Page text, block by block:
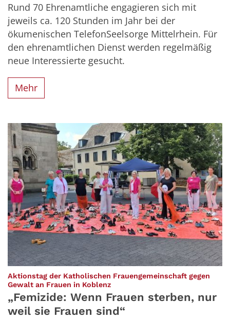
Rund 70 Ehrenamtliche engagieren sich mit
jeweils ca. 120 Stunden im Jahr bei der
ökumenischen TelefonSeelsorge Mittelrhein. Für
den ehrenamtlichen Dienst werden regelmäßig
neue Interessierte gesucht.
Mehr
Aktionstag der Katholischen Frauengemeinschaft gegen
Gewalt an Frauen in Koblenz
„Femizide: Wenn Frauen sterben, nur
weil sie Frauen sind“